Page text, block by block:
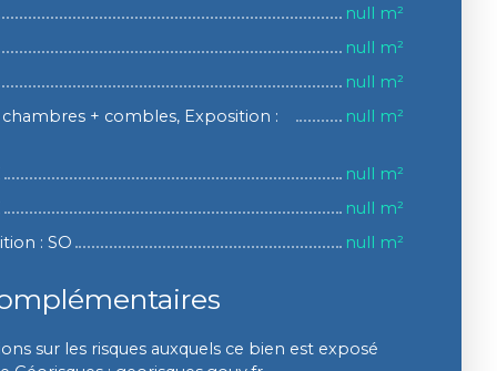
null m²
null m²
null m²
+ combles, Exposition :
null m²
null m²
null m²
: SO
null m²
sur les risques auxquels ce bien est exposé